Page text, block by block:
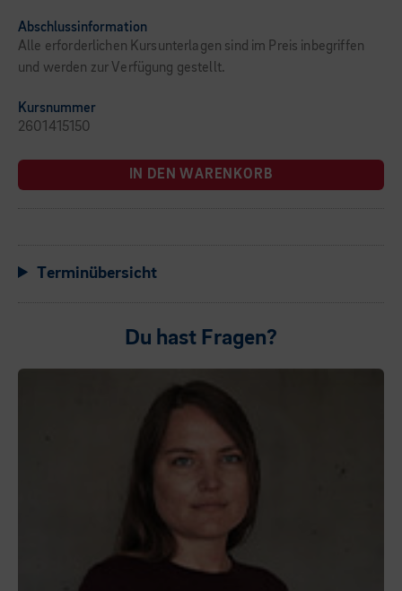
Abschlussinformation
Alle erforderlichen Kursunterlagen sind im Preis inbegriffen
und werden zur Verfügung gestellt.
Kursnummer
2601415150
IN DEN WARENKORB
Terminübersicht
Du hast Fragen?